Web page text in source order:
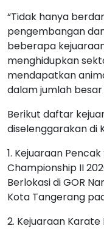
“Tidak hanya
pengembangan
beberapa
menghidupkan
mendapatkan
dalam jumlah
Berikut daftar
diselenggarakan di
1. Kejuaraan
Championship II
Berlokasi di GOR
Kota Tangerang
2. Kejuaraan Karate